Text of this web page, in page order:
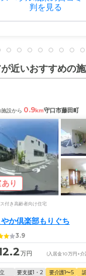
判を見る
近いおすすめの
設から 0.9km守口市藤田町
り
付き高齢者向け住宅
か倶楽部もりぐち
3.9
万円 (入居金10万円 +介
要支援1・2 要介護1〜5